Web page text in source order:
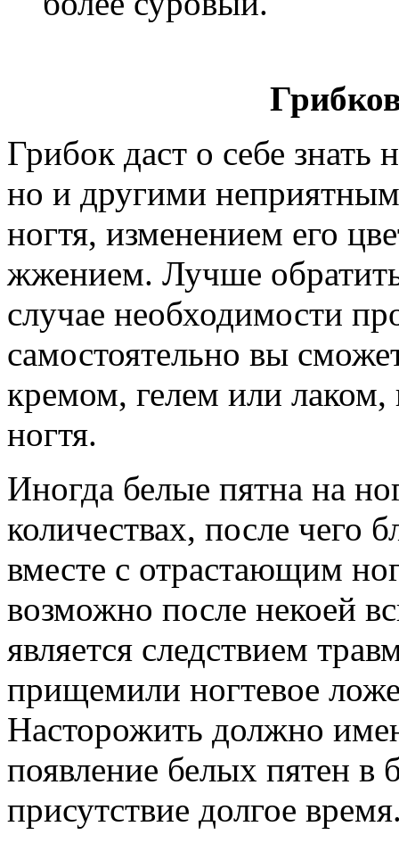
Грибок даст о себе
но и другими
ногтя, изменением его
жжением. Лучше
случае необходимости
самостоятельно вы
кремом, гелем или лаком,
ногтя.
Иногда белые пятна на
количествах, после чего
вместе с отрастающим
возможно после некоей
является следствием
прищемили ногтевое
Насторожить должно
появление белых пятен в
присутствие долгое